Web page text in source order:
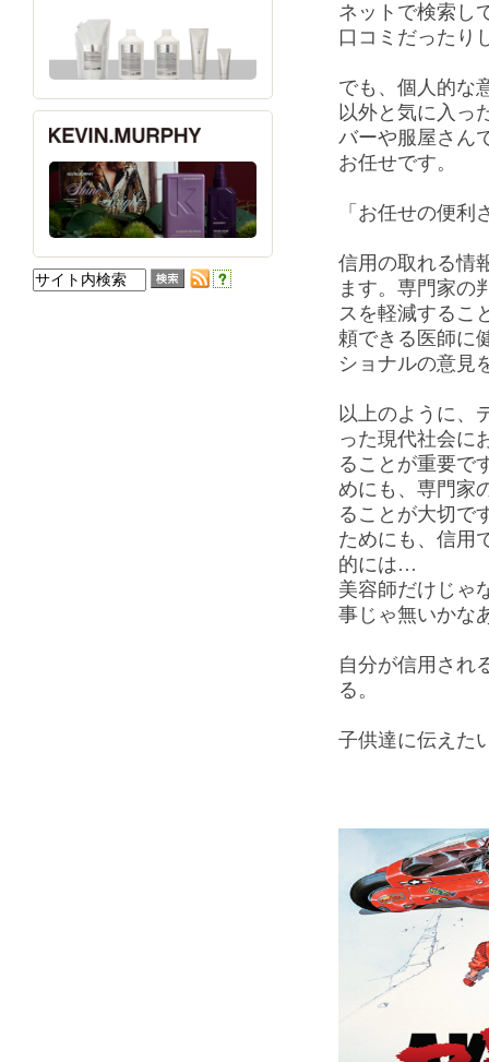
ネットで検索し
口コミだったり
でも、個人的な
以外と気に入っ
バーや服屋さん
お任せです。
「お任せの便利
信用の取れる情
ます。専門家の
スを軽減するこ
頼できる医師に
ショナルの意見
以上のように、
った現代社会に
ることが重要で
めにも、専門家
ることが大切で
ためにも、信用
的には…
美容師だけじゃ
事じゃ無いかな
自分が信用され
る。
子供達に伝えた